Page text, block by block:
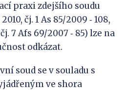
praxi zdejšího soudu
čj. 1 As 85/2009 ‑ 108,
7 Afs 69/2007 ‑ 85) lze na
odkázat.
soud se v souladu s
ve shora